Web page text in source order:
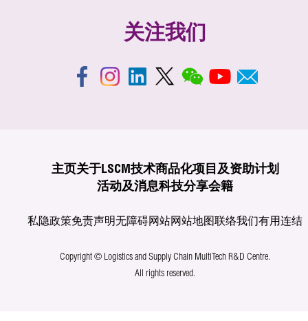
关注我们
主页关于LSCM技术商品化项目及资助计划
活动及消息科技分享会籍
私隐政策免责声明无障碍网站网站地图联络我们有用连结
Copyright © Logistics and Supply Chain MultiTech R&D Centre.
All rights reserved.